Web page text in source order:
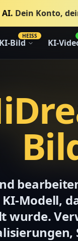
Dein Konto,
KI-Bild
HEISS
KI-
Modell,
wurde.